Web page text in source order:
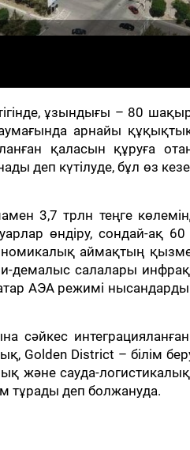
ұзындығы – 80
арнайы құқықтық
қаласын құруға
деп күтілуде, бұл өз
3,7 трлн теңге
өндіру, сондай-ақ
аймақтың
демалыс салалары
АЭА режимі нысандарды
сәйкес
Golden District – білім
және сауда-
тұрады деп болжануда.